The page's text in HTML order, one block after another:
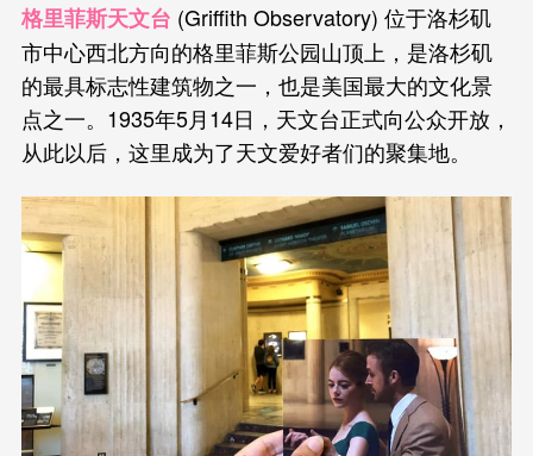
格里菲斯天文台 (Griffith Observatory) 位于洛杉矶
市中心西北方向的格里菲斯公园山顶上，是洛杉矶
的最具标志性建筑物之一，也是美国最大的文化景
点之一。1935年5月14日，天文台正式向公众开放，
从此以后，这里成为了天文爱好者们的聚集地。